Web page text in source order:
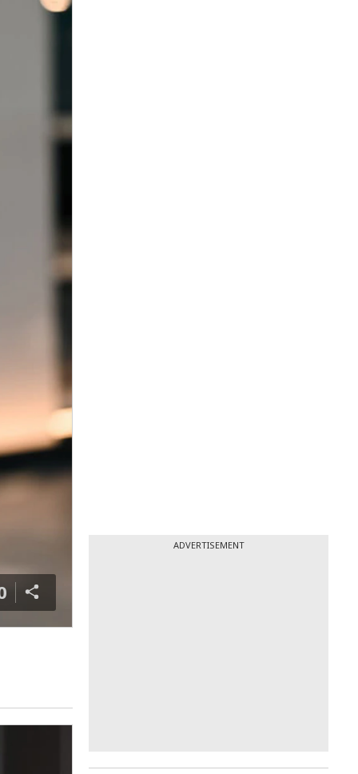
ADVERTISEMENT